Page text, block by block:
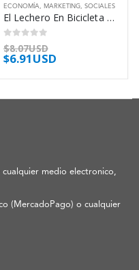
ECONOMÍA, MARKETING, SOCIALES
El Lechero En Bicicleta – Carreras Franc
0out of 5
$8.07USD
$6.91USD
medio electronico,
(MercadoPago) o cualquier